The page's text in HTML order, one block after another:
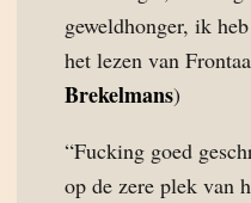
geweldhonger, ik
het lezen van
Brekelmans)
“Fucking goed
op de zere plek van